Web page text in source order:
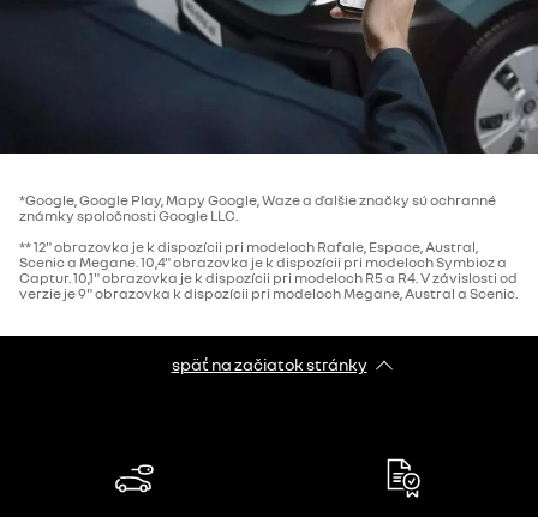
*Google, Google Play, Mapy Google, Waze a ďalšie značky sú ochranné
známky spoločnosti Google LLC.
** 12" obrazovka je k dispozícii pri modeloch Rafale, Espace, Austral,
Scenic a Megane. 10,4" obrazovka je k dispozícii pri modeloch Symbioz a
Captur. 10,1" obrazovka je k dispozícii pri modeloch R5 a R4. V závislosti od
verzie je 9" obrazovka k dispozícii pri modeloch Megane, Austral a Scenic.
späť na začiatok stránky